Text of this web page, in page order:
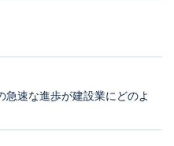
急速な進歩が建設業にどのよ